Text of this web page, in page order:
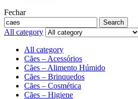
Fechar
Search
All category
All category
Cães – Acessórios
Cães – Alimento Húmido
Cães – Brinquedos
Cães – Cosmética
Cães – Higiene